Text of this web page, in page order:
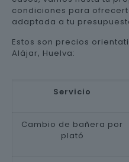
condiciones para
adaptada a tu
Estos son precios
Alájar, Huelva:
Servicio
Cambio de bañera por
plató